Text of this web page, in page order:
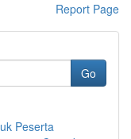
Report Page
Go
Peserta